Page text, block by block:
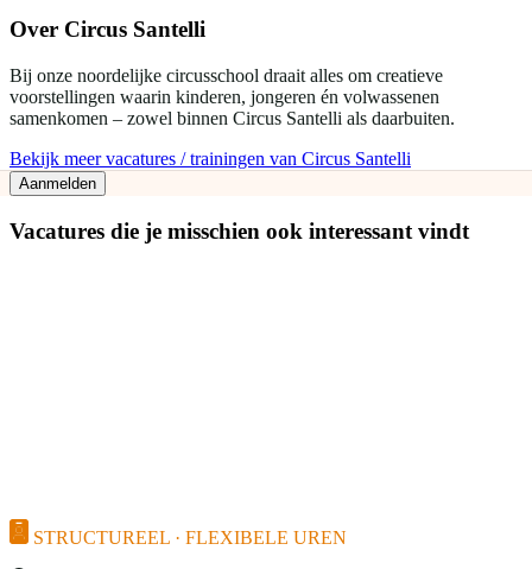
Over Circus Santelli
Bij onze noordelijke circusschool draait alles om creatieve
voorstellingen waarin kinderen, jongeren én volwassenen
samenkomen – zowel binnen Circus Santelli als daarbuiten.
Bekijk meer vacatures / trainingen van Circus Santelli
Aanmelden
Vacatures die je misschien ook interessant vindt
STRUCTUREEL · FLEXIBELE UREN